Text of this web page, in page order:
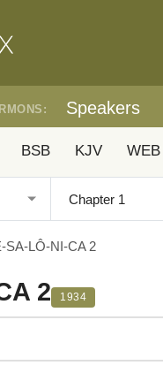
Speakers
BSB KJV WEB
SA-LÔ-NI-CA 2
2 1934